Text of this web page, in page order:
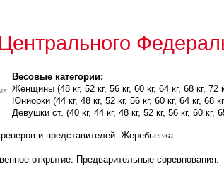
Весовые категории:
Женщины (48 кг, 52 кг, 56 кг, 60 кг, 64 кг, 68 кг, 72
Юниорки (44 кг, 48 кг, 52 кг, 56 кг, 60 кг, 64 кг, 68
Девушки ст. (40 кг, 44 кг, 48 кг, 52 кг, 56 кг, 60 кг,
и представителей. Жеребьевка.
открытие. Предварительные соревнования.